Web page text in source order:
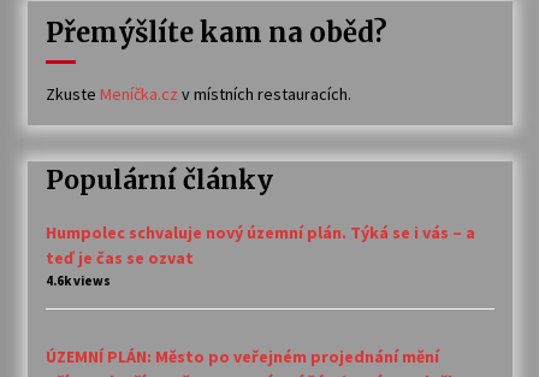
Přemýšlíte kam na oběd?
Zkuste Meníčka.cz v místních restauracích.
Populární články
Humpolec schvaluje nový územní plán. Týká se i vás – a
teď je čas se ozvat
4.6k views
ÚZEMNÍ PLÁN: Město po veřejném projednání mění